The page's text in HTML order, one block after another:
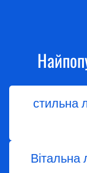
стильна
Вітальна